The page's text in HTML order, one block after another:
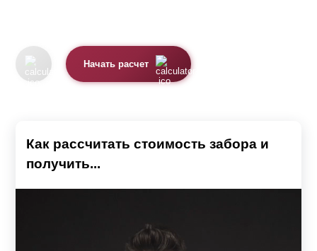
Начать расчет
Как рассчитать стоимость забора и
получить...